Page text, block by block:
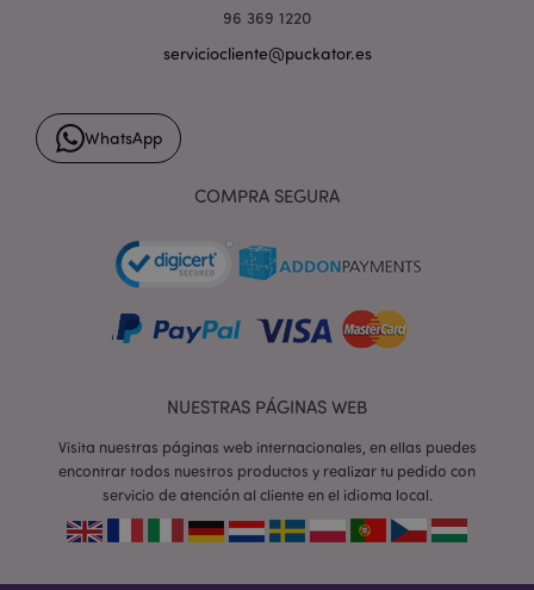
96 369 1220
serviciocliente@puckator.es
WhatsApp
COMPRA SEGURA
NUESTRAS PÁGINAS WEB
Visita nuestras páginas web internacionales, en ellas puedes
encontrar todos nuestros productos y realizar tu pedido con
servicio de atención al cliente en el idioma local.
form_key
PHPSESSID
PHP.net
.www.puckator.es